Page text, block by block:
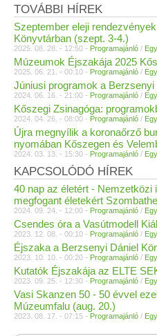
TOVÁBBI HÍREK
Szeptember eleji
Könyvtárban (szept. 3-4.)
2025. 08. 28. - 12:50 - Programajánló /
Múzeumok Éjszakája 2025
2025. 06. 21. - 00:10 - Programajánló /
Júniusi programok a
2024. 06. 16. - 21:00 - Programajánló /
Kőszegi Zsinagóga:
2024. 04. 26. - 08:00 - Programajánló /
Újra megnyílik a koronaőrző
nyomában Kőszegen és
2024. 03. 13. - 15:30 - Programajánló /
KAPCSOLÓDÓ HÍREK
40 nap az életért -
megfogant életekért
2024. 09. 24. - 12:00 - Programajánló /
Csendes óra a Vasútmodell
2023. 12. 08. - 00:10 - Programajánló /
Éjszaka a Berzsenyi Dániel
2023. 10. 10. - 00:20 - Programajánló /
Kutatók Éjszakája az ELTE
2023. 09. 25. - 12:30 - Programajánló /
Vasi Skanzen 50 - 50 évvel
Múzeumfalu (aug. 20.)
2023. 08. 17. - 07:15 - Programajánló /